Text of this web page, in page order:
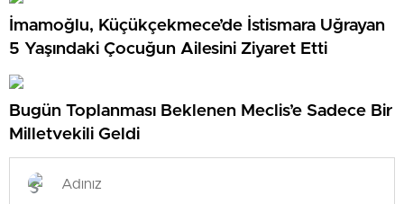
İmamoğlu, Küçükçekmece’de İstismara Uğrayan
5 Yaşındaki Çocuğun Ailesini Ziyaret Etti
Bugün Toplanması Beklenen Meclis’e Sadece Bir
Milletvekili Geldi